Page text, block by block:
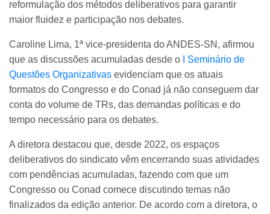
reformulação dos métodos deliberativos para garantir
maior fluidez e participação nos debates.
Caroline Lima, 1ª vice-presidenta do ANDES-SN, afirmou
que as discussões acumuladas desde o
I Seminário de
Questões Organizativas evidenciam que os atuais
formatos do Congresso e do Conad já não conseguem dar
conta do volume de TRs, das demandas políticas e do
tempo necessário para os debates.
A diretora destacou que, desde 2022, os espaços
deliberativos do sindicato vêm encerrando suas atividades
com pendências acumuladas, fazendo com que um
Congresso ou Conad comece discutindo temas não
finalizados da edição anterior. De acordo com a diretora, o